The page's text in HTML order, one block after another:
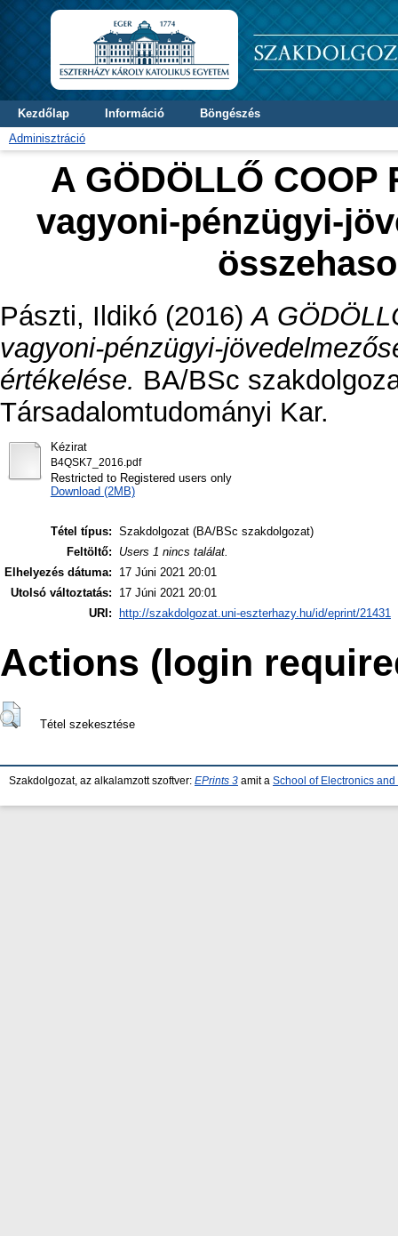
Kezdőlap Információ
Böngészés
Adminisztráció
A GÖDÖLLŐ COOP
vagyoni-pénzügyi-
Pászti, Ildikó (2016)A
vagyoni-pénzügyi-
értékelése. BA/BSc
Társadalomtudományi Kar.
Kézirat
B4QSK7_2016.pdf
Restricted to Registered users only
Download (2MB)
Tétel típus: Szakdolgozat (BA/BSc szakdolgozat)
Feltöltő:
Users 1 nincs találat.
Elhelyezés dátuma:
17 Júni 2021 20:01
Utolsó változtatás:
17 Júni 2021 20:01
URI:
http://szakdolgozat.uni-eszterhazy.hu/id/eprint/21431
Actions (login
Tétel szekesztése
Szakdolgozat, az alkalamzott szoftver: EPrints 3 amit a School of Electronics